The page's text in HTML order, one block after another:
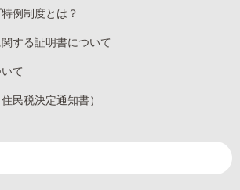
例制度とは？
する証明書について
て
民税決定通知書）